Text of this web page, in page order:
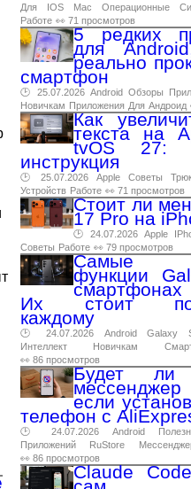
Для
IOS Mac Операционные
Работе 👀 71 просмотров
5 редких
для
реально
смартфон
🕑 25.07.2026 Android Обзоры
Новичкам Приложения Для Андроид
Как
текста на
tvOS 27:
инструкция
🕑 25.07.2026 Apple Советы
Устройств Работе 👀 71 просмотров
Стоит ли
17 Pro на
🕑 24.07.2026 Apple
Советы Работе 👀 79 просмотров
Самые
функции
Их стоит
каждому
🕑 24.07.2026 Android Galaxy
Интеллект
Новичкам
👀 86 просмотров
Будет ли
если
телефон с
🕑 24.07.2026 Android
Приложений
RuStore
👀 86 просмотров
Claude